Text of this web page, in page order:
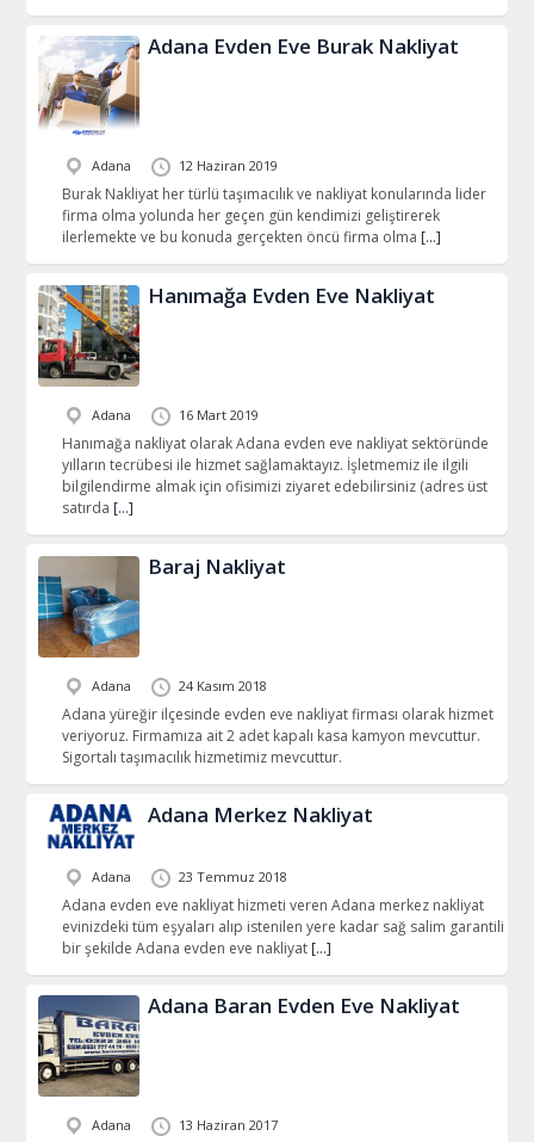
Adana Evden Eve Burak Nakliyat
Adana 12 Haziran 2019
Burak Nakliyat her türlü taşımacılık ve nakliyat konularında lider
firma olma yolunda her geçen gün kendimizi geliştirerek
ilerlemekte ve bu konuda gerçekten öncü firma olma […]
Hanımağa Evden Eve Nakliyat
Adana 16 Mart 2019
Hanımağa nakliyat olarak Adana evden eve nakliyat sektöründe
yılların tecrübesi ile hizmet sağlamaktayız. İşletmemiz ile ilgili
bilgilendirme almak için ofisimizi ziyaret edebilirsiniz (adres üst
satırda […]
Baraj Nakliyat
Adana 24 Kasım 2018
Adana yüreğir ilçesinde evden eve nakliyat firması olarak hizmet
veriyoruz. Firmamıza ait 2 adet kapalı kasa kamyon mevcuttur.
Sigortalı taşımacılık hizmetimiz mevcuttur.
Adana Merkez Nakliyat
Adana 23 Temmuz 2018
Adana evden eve nakliyat hizmeti veren Adana merkez nakliyat
evinizdeki tüm eşyaları alıp istenilen yere kadar sağ salim garantili
bir şekilde Adana evden eve nakliyat […]
Adana Baran Evden Eve Nakliyat
Adana 13 Haziran 2017